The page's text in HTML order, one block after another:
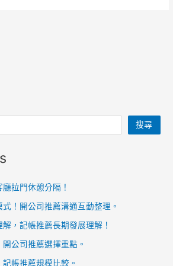
搜尋
拉門休憩分隔！
！開公司推薦溝通互動整理。
，記帳推薦長期發展理解！
公司推薦選擇重點。
帳推薦規模比較。